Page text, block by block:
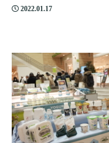
2022.01.17